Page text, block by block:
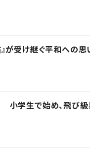
が受け継ぐ平和への思
小学生で始め、飛び